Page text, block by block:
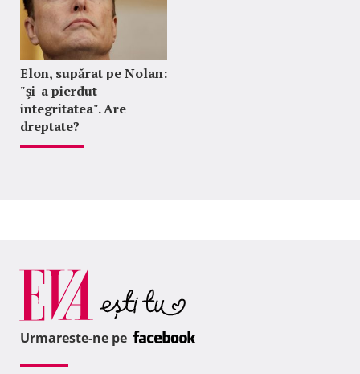
Elon, supărat pe Nolan:
"şi-a pierdut
integritatea". Are
dreptate?
Urmareste-ne pe